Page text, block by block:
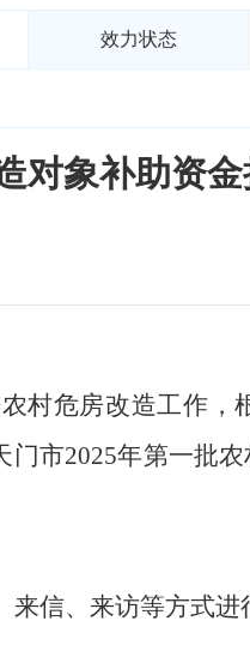
效力状态
对象补助资
村危房改造工作，
门市2025年第一批农
信、来访等方式进